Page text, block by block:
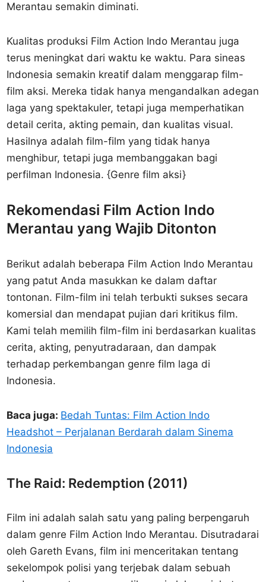
Merantau semakin diminati.
Kualitas produksi Film Action Indo Merantau juga
terus meningkat dari waktu ke waktu. Para sineas
Indonesia semakin kreatif dalam menggarap film-
film aksi. Mereka tidak hanya mengandalkan adegan
laga yang spektakuler, tetapi juga memperhatikan
detail cerita, akting pemain, dan kualitas visual.
Hasilnya adalah film-film yang tidak hanya
menghibur, tetapi juga membanggakan bagi
perfilman Indonesia. {Genre film aksi}
Rekomendasi Film Action Indo
Merantau yang Wajib Ditonton
Berikut adalah beberapa Film Action Indo Merantau
yang patut Anda masukkan ke dalam daftar
tontonan. Film-film ini telah terbukti sukses secara
komersial dan mendapat pujian dari kritikus film.
Kami telah memilih film-film ini berdasarkan kualitas
cerita, akting, penyutradaraan, dan dampak
terhadap perkembangan genre film laga di
Indonesia.
Baca juga: Bedah Tuntas: Film Action Indo
Headshot – Perjalanan Berdarah dalam Sinema
Indonesia
The Raid: Redemption (2011)
Film ini adalah salah satu yang paling berpengaruh
dalam genre Film Action Indo Merantau. Disutradarai
oleh Gareth Evans, film ini menceritakan tentang
sekelompok polisi yang terjebak dalam sebuah